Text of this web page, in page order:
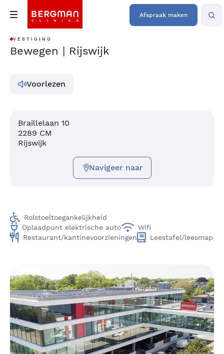
Afspraak maken
VESTIGING
Bewegen | Rijswijk
Voorlezen
Braillelaan 10
2289 CM
Rijswijk
Navigeer naar
Rolstoeltoegankelijkheid
Oplaadpunt elektrische auto
Wifi
Restaurant/kantinevoorzieningen
Leestafel/leesmap